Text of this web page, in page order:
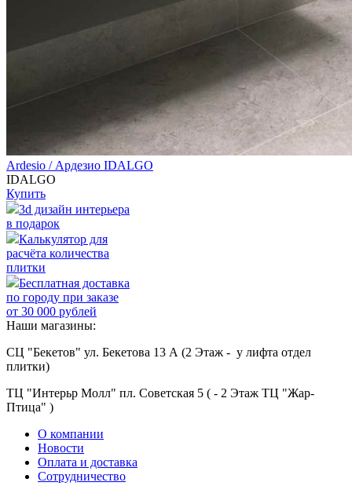
Ardesio / Ардезио IDALGO
IDALGO
Купить
3d дизайн интерьера
в подарок
Калькулятор для
расчёта количества
плитки
Бесплатная доставка
по городу при заказе
от 30 000 рублей
Наши магазины:
СЦ "Бекетов" ул. Бекетова 13 А (2 Этаж - у лифта отдел
плитки)
ТЦ "Интерьр Молл" пл. Советская 5 ( - 2 Этаж ТЦ "Жар-
Птица" )
О компании
Новости
Оплата и доставка
Сотрудничество